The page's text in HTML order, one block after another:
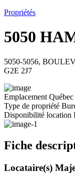
Propriétés
5050
5050-5056,
G2E 2J7
Emplacement Québec
Type de propriété
Disponibilité location
Fiche
Locataire(s)